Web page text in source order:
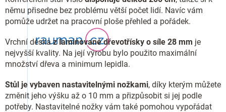
němu přisedne bez problému větší počet lidí. Navíc vám
pomůže udržet na pracovní ploše přehled a pořádek.
Vrchní deskaz laminované dřevotřísky o síle 28 mm je
nejvyšší kvality. Na její výrobu bylo použito maximální
množství dřeva a minimum lepidla.
Stůl je vybaven nastavitelnými nožkami, díky kterým můžete
změnit jeho výšku až o 10 mm a přizpůsobit si jej podle
potřeby. Nastavitelné nožky vám také pomohou vypořádat